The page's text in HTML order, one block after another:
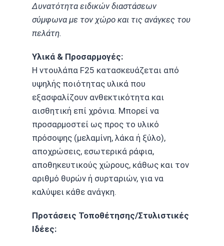
Δυνατότητα ειδικών διαστάσεων
σύμφωνα με τον χώρο και τις ανάγκες του
πελάτη.
Υλικά & Προσαρμογές:
Η ντουλάπα F25 κατασκευάζεται από
υψηλής ποιότητας υλικά που
εξασφαλίζουν ανθεκτικότητα και
αισθητική επί χρόνια. Μπορεί να
προσαρμοστεί ως προς το υλικό
πρόσοψης (μελαμίνη, λάκα ή ξύλο),
αποχρώσεις, εσωτερικά ράφια,
αποθηκευτικούς χώρους, κάθως και τον
αριθμό θυρών ή συρταριών, για να
καλύψει κάθε ανάγκη.
Προτάσεις Τοποθέτησης/Στυλιστικές
Ιδέες: